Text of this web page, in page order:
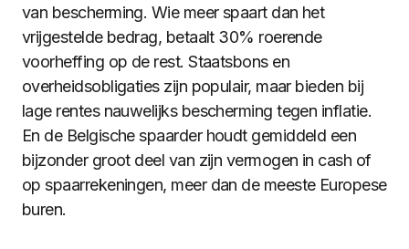
van bescherming. Wie meer spaart dan het
vrijgestelde bedrag, betaalt 30% roerende
voorheffing op de rest. Staatsbons en
overheidsobligaties zijn populair, maar bieden bij
lage rentes nauwelijks bescherming tegen inflatie.
En de Belgische spaarder houdt gemiddeld een
bijzonder groot deel van zijn vermogen in cash of
op spaarrekeningen, meer dan de meeste Europese
buren.